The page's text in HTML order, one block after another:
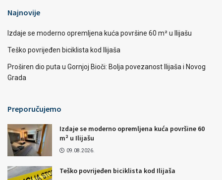
Najnovije
Izdaje se moderno opremljena kuća površine 60 m² u Ilijašu
Teško povrijeđen biciklista kod Ilijaša
Proširen dio puta u Gornjoj Bioči: Bolja povezanost Ilijaša i Novog
Grada
Preporučujemo
Izdaje se moderno opremljena kuća površine 60
m² u Ilijašu
09.08.2026.
Teško povrijeđen biciklista kod Ilijaša